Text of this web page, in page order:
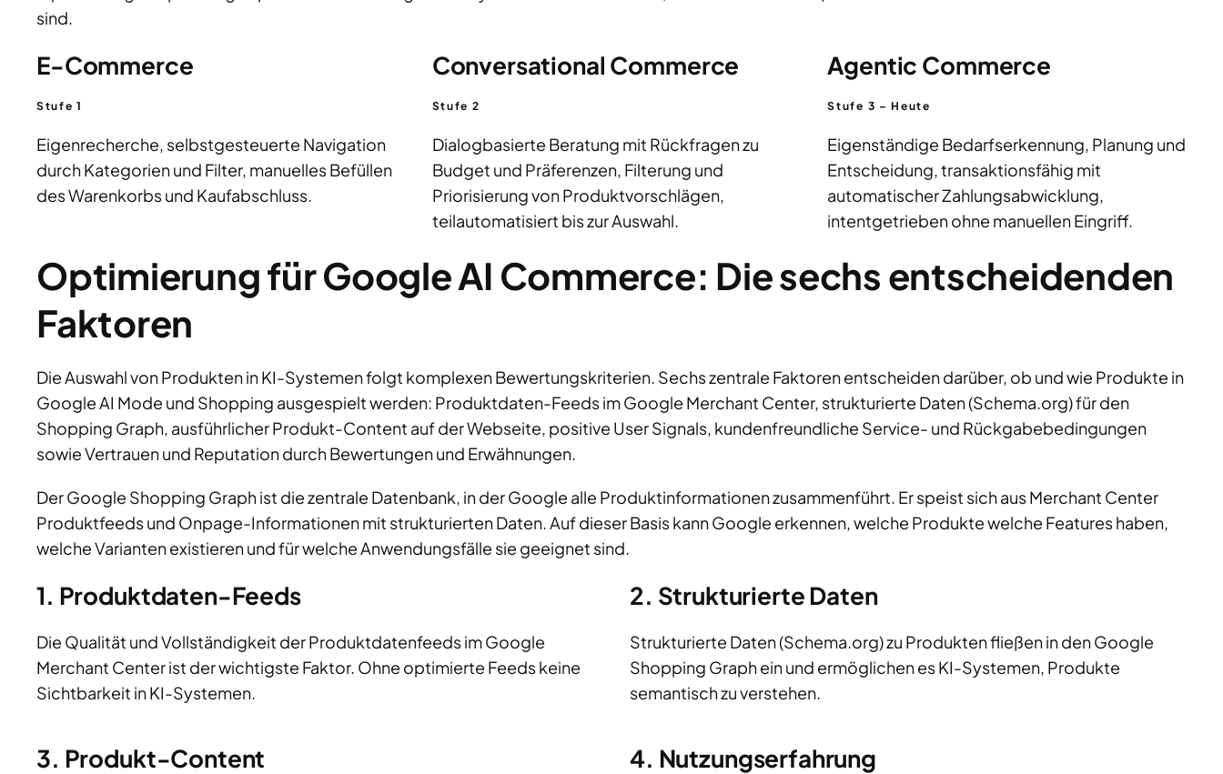
sind.
E-Commerce
Stufe 1
Eigenrecherche, selbstgesteuerte Navigation
durch Kategorien und Filter, manuelles Befüllen
des Warenkorbs und Kaufabschluss.
Conversational Commerce
Stufe 2
Dialogbasierte Beratung mit Rückfragen zu
Budget und Präferenzen, Filterung und
Priorisierung von Produktvorschlägen,
teilautomatisiert bis zur Auswahl.
Agentic Commerce
Stufe 3 – Heute
Eigenständige Bedarfserkennung, Planung und
Entscheidung, transaktionsfähig mit
automatischer Zahlungsabwicklung,
intentgetrieben ohne manuellen Eingriff.
Optimierung für Google AI Commerce: Die sechs entscheidenden
Faktoren
Die Auswahl von Produkten in KI-Systemen folgt komplexen Bewertungskriterien. Sechs zentrale Faktoren entscheiden darüber, ob und wie Produkte in
Google AI Mode und Shopping ausgespielt werden: Produktdaten-Feeds im Google Merchant Center, strukturierte Daten (Schema.org) für den
Shopping Graph, ausführlicher Produkt-Content auf der Webseite, positive User Signals, kundenfreundliche Service- und Rückgabebedingungen
sowie Vertrauen und Reputation durch Bewertungen und Erwähnungen.
Der Google Shopping Graph ist die zentrale Datenbank, in der Google alle Produktinformationen zusammenführt. Er speist sich aus Merchant Center
Produktfeeds und Onpage-Informationen mit strukturierten Daten. Auf dieser Basis kann Google erkennen, welche Produkte welche Features haben,
welche Varianten existieren und für welche Anwendungsfälle sie geeignet sind.
1. Produktdaten-Feeds
Die Qualität und Vollständigkeit der Produktdatenfeeds im Google
Merchant Center ist der wichtigste Faktor. Ohne optimierte Feeds keine
Sichtbarkeit in KI-Systemen.
2. Strukturierte Daten
Strukturierte Daten (Schema.org) zu Produkten fließen in den Google
Shopping Graph ein und ermöglichen es KI-Systemen, Produkte
semantisch zu verstehen.
3. Produkt-Content 4. Nutzungserfahrung